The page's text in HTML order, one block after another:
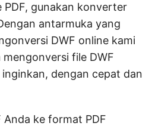
PDF, gunakan konverter
antarmuka yang
DWF online kami
file DWF
dengan cepat dan
Anda ke format PDF